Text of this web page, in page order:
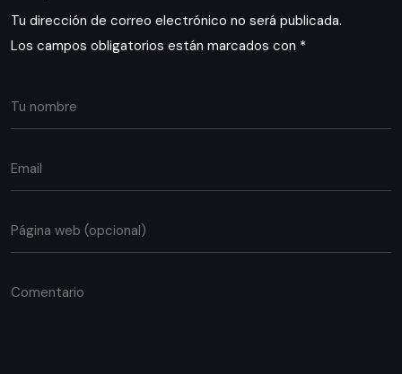
Tu dirección de correo electrónico no será publicada.
Los campos obligatorios están marcados con *